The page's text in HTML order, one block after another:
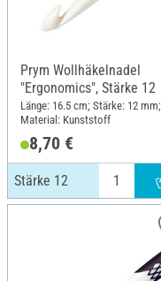
Prym Wollhäkelnadel
"Ergonomics", Stärke 12
Länge: 16.5 cm; Stärke: 12 mm;
Material: Kunststoff
8,70 €
Stärke 12